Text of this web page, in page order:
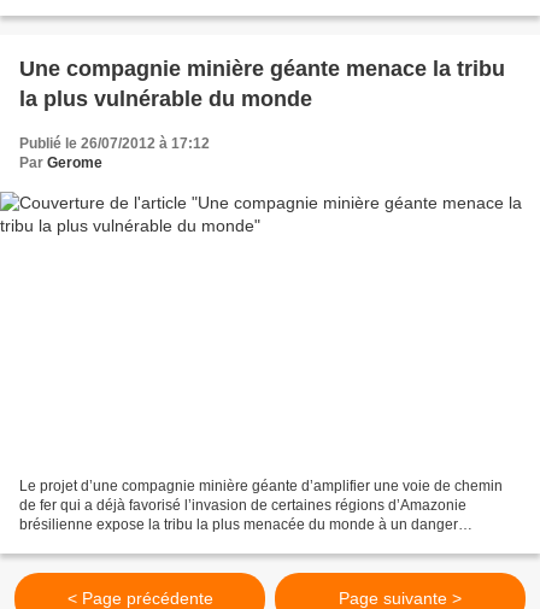
Une compagnie minière géante menace la tribu
la plus vulnérable du monde
Publié le 26/07/2012 à 17:12
Par Gerome
Le projet d’une compagnie minière géante d’amplifier une voie de chemin
de fer qui a déjà favorisé l’invasion de certaines régions d’Amazonie
brésilienne expose la tribu la plus menacée du monde à un danger
< Page précédente Page suivante >